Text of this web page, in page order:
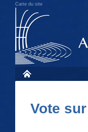
Carte du site
Vote